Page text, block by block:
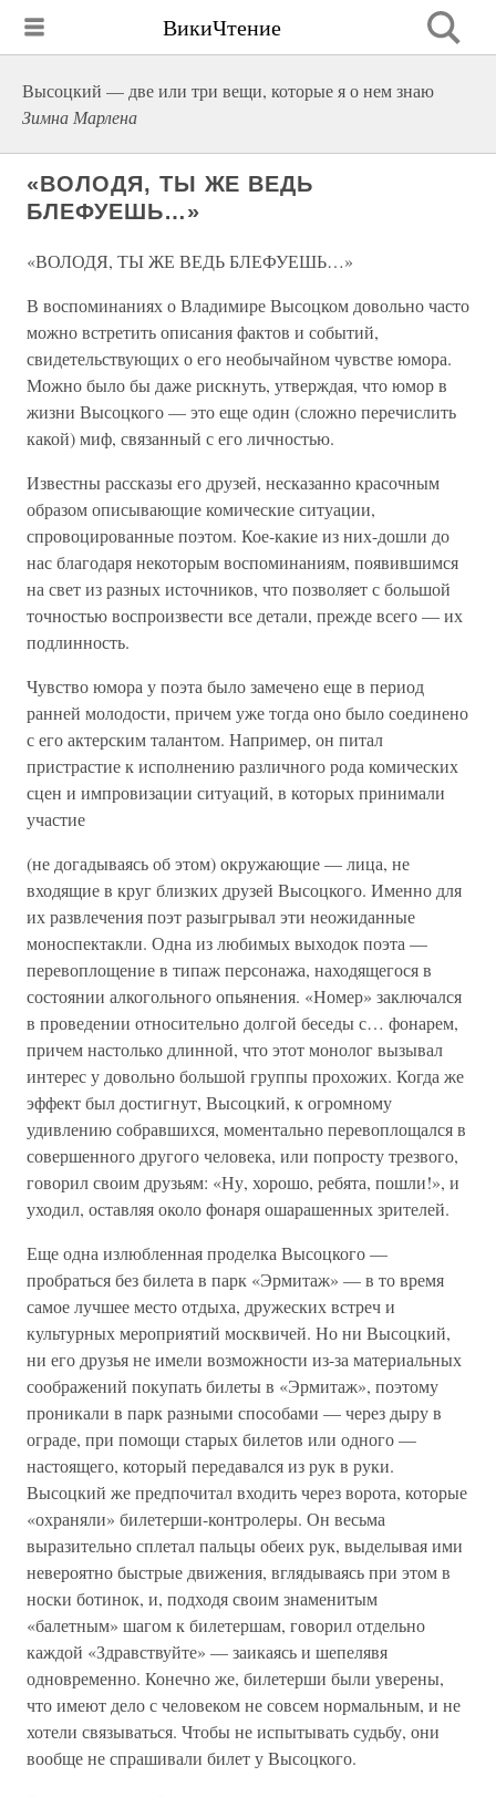
ВикиЧтение
Высоцкий — две или три вещи, которые я о нем знаю
Зимна Марлена
«ВОЛОДЯ, ТЫ ЖЕ ВЕДЬ
БЛЕФУЕШЬ…»
«ВОЛОДЯ, ТЫ ЖЕ ВЕДЬ БЛЕФУЕШЬ…»
В воспоминаниях о Владимире Высоцком довольно часто
можно встретить описания фактов и событий,
свидетельствующих о его необычайном чувстве юмора.
Можно было бы даже рискнуть, утверждая, что юмор в
жизни Высоцкого — это еще один (сложно перечислить
какой) миф, связанный с его личностью.
Известны рассказы его друзей, несказанно красочным
образом описывающие комические ситуации,
спровоцированные поэтом. Кое-какие из них-дошли до
нас благодаря некоторым воспоминаниям, появившимся
на свет из разных источников, что позволяет с большой
точностью воспроизвести все детали, прежде всего — их
подлинность.
Чувство юмора у поэта было замечено еще в период
ранней молодости, причем уже тогда оно было соединено
с его актерским талантом. Например, он питал
пристрастие к исполнению различного рода комических
сцен и импровизации ситуаций, в которых принимали
участие
(не догадываясь об этом) окружающие — лица, не
входящие в круг близких друзей Высоцкого. Именно для
их развлечения поэт разыгрывал эти неожиданные
моноспектакли. Одна из любимых выходок поэта —
перевоплощение в типаж персонажа, находящегося в
состоянии алкогольного опьянения. «Номер» заключался
в проведении относительно долгой беседы с… фонарем,
причем настолько длинной, что этот монолог вызывал
интерес у довольно большой группы прохожих. Когда же
эффект был достигнут, Высоцкий, к огромному
удивлению собравшихся, моментально перевоплощался в
совершенного другого человека, или попросту трезвого,
говорил своим друзьям: «Ну, хорошо, ребята, пошли!», и
уходил, оставляя около фонаря ошарашенных зрителей.
Еще одна излюбленная проделка Высоцкого —
пробраться без билета в парк «Эрмитаж» — в то время
самое лучшее место отдыха, дружеских встреч и
культурных мероприятий москвичей. Но ни Высоцкий,
ни его друзья не имели возможности из-за материальных
соображений покупать билеты в «Эрмитаж», поэтому
проникали в парк разными способами — через дыру в
ограде, при помощи старых билетов или одного —
настоящего, который передавался из рук в руки.
Высоцкий же предпочитал входить через ворота, которые
«охраняли» билетерши-контролеры. Он весьма
выразительно сплетал пальцы обеих рук, выделывая ими
невероятно быстрые движения, вглядываясь при этом в
носки ботинок, и, подходя своим знаменитым
«балетным» шагом к билетершам, говорил отдельно
каждой «Здравствуйте» — заикаясь и шепелявя
одновременно. Конечно же, билетерши были уверены,
что имеют дело с человеком не совсем нормальным, и не
хотели связываться. Чтобы не испытывать судьбу, они
вообще не спрашивали билет у Высоцкого.